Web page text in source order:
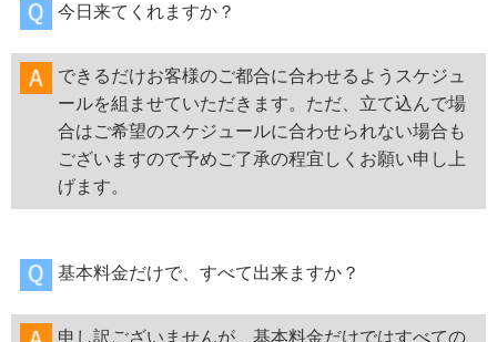
今日来てくれますか？
できるだけお客様のご都合に合わせるようスケジュ
ールを組ませていただきます。ただ、立て込んで場
合はご希望のスケジュールに合わせられない場合も
ございますので予めご了承の程宜しくお願い申し上
げます。
基本料金だけで、すべて出来ますか？
申し訳ございませんが、基本料金だけではすべての